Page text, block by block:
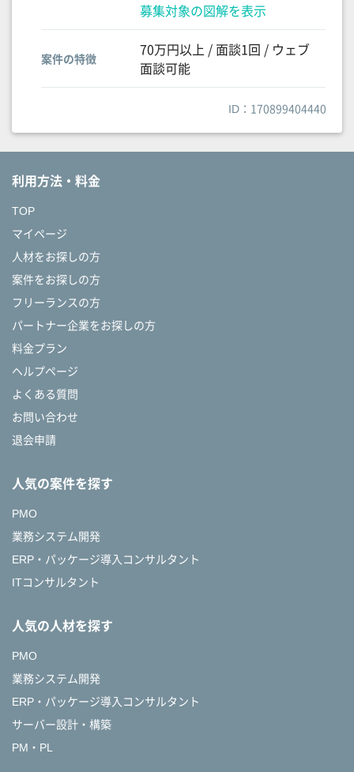
募集対象の図解を表示
案件の特徴
70万円以上 / 面談1回 / ウェブ
面談可能
ID：170899404440
利用方法・料金
TOP
マイページ
人材をお探しの方
案件をお探しの方
フリーランスの方
パートナー企業をお探しの方
料金プラン
ヘルプページ
よくある質問
お問い合わせ
退会申請
人気の案件を探す
PMO
業務システム開発
ERP・パッケージ導入コンサルタント
ITコンサルタント
人気の人材を探す
PMO
業務システム開発
ERP・パッケージ導入コンサルタント
サーバー設計・構築
PM・PL